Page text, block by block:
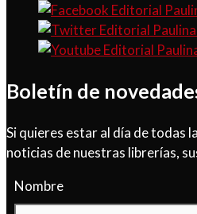
Boletín de
Si quieres estar al día de todas
noticias de nuestras librerías,
Nombre